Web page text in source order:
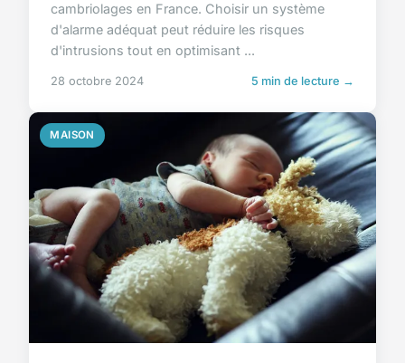
cambriolages en France. Choisir un système
d'alarme adéquat peut réduire les risques
d'intrusions tout en optimisant ...
28 octobre 2024 5 min de lecture →
MAISON